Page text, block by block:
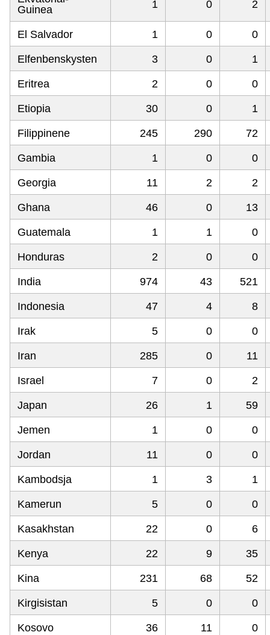
Guinea
1 0 2
El Salvador 1 0 0
Elfenbenskysten 3 0 1
Eritrea 2 0 0
Etiopia 30 0 1
Filippinene 245 290 72
Gambia 1 0 0
Georgia 11 2 2
Ghana 46 0 13
Guatemala 1 1 0
Honduras 2 0 0
India 974 43 521
Indonesia 47 4 8
Irak 5 0 0
Iran 285 0 11
Israel 7 0 2
Japan 26 1 59
Jemen 1 0 0
Jordan 11 0 0
Kambodsja 1 3 1
Kamerun 5 0 0
Kasakhstan 22 0 6
Kenya 22 9 35
Kina 231 68 52
Kirgisistan 5 0 0
Kosovo 36 11 0